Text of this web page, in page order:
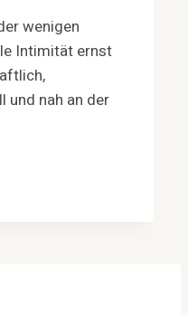
wenigen
Intimität ernst
und nah an der